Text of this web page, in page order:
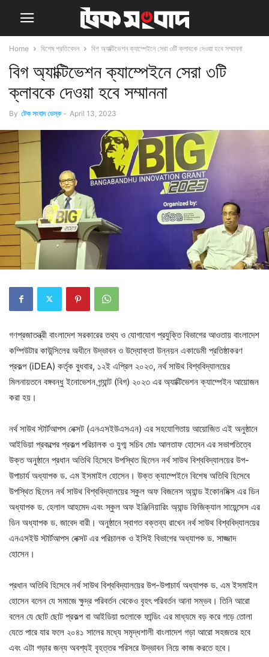
Home বিশেষ প্রতিবেদন বিগ অ্যাক্টিভেশন ক্যাম্পেইনে সেরা ৩টি ক্লাবকে দেওয়া হবে সম্মাননা
বিগ অ্যাক্টিভেশন ক্যাম্পেইনে সেরা ৩টি
ক্লাবকে দেওয়া হবে সম্মাননা
By টেক সংবাদ ডেস্ক - April 13, 2023
গণপ্রজাতন্ত্রী বাংলাদেশ সরকারের তথ্য ও যোগাযোগ প্রযুক্তি বিভাগের আওতায় বাংলাদেশ
কম্পিউটার কাউন্সিলের অধীনে উদ্ভাবন ও উদ্যোক্তা উন্নয়ন একাডেমী প্রতিষ্ঠাকরণ
প্রকল্প (iDEA) কর্তৃক বুধবার, ১২ই এপ্রিল ২০২৩, নর্থ সাউথ বিশ্ববিদ্যালয়ের
মিলনায়তনে বঙ্গবন্ধু ইনোভেশন গ্র্যান্ট (বিগ) ২০২৩ এর অ্যাক্টিভেশন ক্যাম্পেইন আয়োজন
করা হয়।
নর্থ সাউথ স্টার্টআপস নেক্সট (এনএসইউএসএন) এর সহযোগিতায় আয়োজিত এই অনুষ্ঠানে
আইডিয়া প্রকল্পের প্রকল্প পরিচালক ও যুগ্ম সচিব মোঃ আলতাফ হোসেনএর সভাপতিত্বে
উক্ত অনুষ্ঠানে প্রধান অতিথি হিসেবে উপস্থিত ছিলেন নর্থ সাউথ বিশ্ববিদ্যালয়ের উপ-
উপাচার্য অধ্যাপক ড. এম ইসমাইল হোসেন। উক্ত ক্যাম্পেইনে বিশেষ অতিথি হিসেবে
উপস্থিত ছিলেন নর্থ সাউথ বিশ্ববিদ্যালয়ের স্কুল অফ বিজনেস অ্যান্ড ইকোনমিক্স এর ডিন
অধ্যাপক ড. হেলাল আহমেদ এবং স্কুল অফ ইঞ্জিনিয়ারিং অ্যান্ড ফিজিক্যাল সায়েন্সেস এর
ডিন অধ্যাপক ড. জাবেদ বারী। অনুষ্ঠানে স্বাগত বক্তব্য রাখেন নর্থ সাউথ বিশ্ববিদ্যালয়ের
এনএসইউ স্টার্টআপস নেক্সট এর পরিচালক ও ইসিই বিভাগের অধ্যাপক ড. সাজ্জাদ
হোসেন।
প্রধান অতিথি হিসেবে নর্থ সাউথ বিশ্ববিদ্যালয়ের উপ-উপাচার্য অধ্যাপক ড. এম ইসমাইল
হোসেন বলেন যে সমাজে ক্ষুদ্র পরিবর্তন থেকেও বৃহৎ পরিবর্তন আনা সম্ভব। তিনি আরো
বলেন যে ছোট ছোট প্রকল্প বা আইডিয়া গুলোকে ফান্ডিং এর মাধ্যমে বড় করে গড়ে তোলা
যেতে পারে যার ফলে ২০৪১ সালের মধ্যে সমৃদ্ধশালী বাংলাদেশ গড়া আরো সহজতর হবে
এবং এটা গড়ার জন্য অবশ্যই বৃহত্তর পরিসরে উদ্ভাবন নিয়ে কাজ করতে হবে।